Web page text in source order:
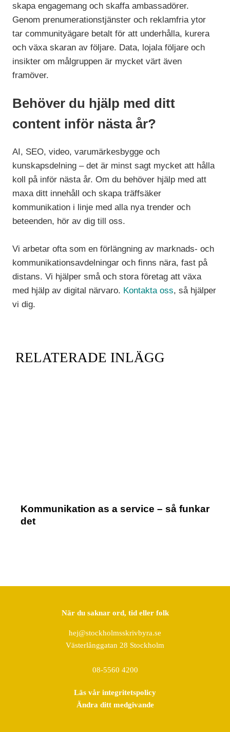
skapa engagemang och skaffa ambassadörer.
Genom prenumerationstjänster och reklamfria ytor
tar communityägare betalt för att underhålla, kurera
och växa skaran av följare. Data, lojala följare och
insikter om målgruppen är mycket värt även
framöver.
Behöver du hjälp med ditt
content inför nästa år?
AI, SEO, video, varumärkesbygge och
kunskapsdelning – det är minst sagt mycket att hålla
koll på inför nästa år. Om du behöver hjälp med att
maxa ditt innehåll och skapa träffsäker
kommunikation i linje med alla nya trender och
beteenden, hör av dig till oss.
Vi arbetar ofta som en förlängning av marknads- och
kommunikationsavdelningar och finns nära, fast på
distans. Vi hjälper små och stora företag att växa
med hjälp av digital närvaro. Kontakta oss, så hjälper
vi dig.
RELATERADE INLÄGG
Kommunikation as a service – så funkar
det
När du saknar ord, tid eller folk
hej@stockholmsskrivbyra.se
Västerlånggatan 28 Stockholm
08-5560 4200
Läs vår integritetspolicy
Ändra ditt medgivande